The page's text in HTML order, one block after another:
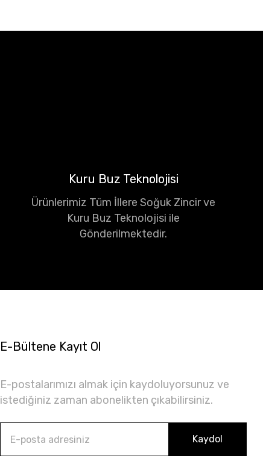
Kuru Buz Teknolojisi
Ürünlerimiz Tüm İllere Soğuk Zincir ve
Kuru Buz Teknolojisi ile
Gönderilmektedir.
E-Bültene Kayıt Ol
E-postalarımızı almak için kaydoluyorsunuz ve
istediğiniz zaman abonelikten çıkabilirsiniz.
Kaydol